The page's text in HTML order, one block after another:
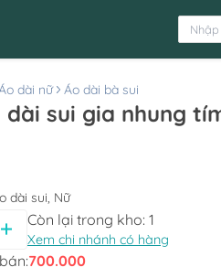
dài nữ Áo dài bà sui
sui gia nhung
dài sui, Nữ
Còn lại trong kho: 1
Xem chi nhánh có hàng
700.000